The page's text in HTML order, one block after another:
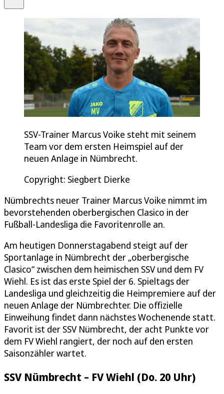
SSV-Trainer Marcus Voike steht mit seinem
Team vor dem ersten Heimspiel auf der
neuen Anlage in Nümbrecht.
Copyright: Siegbert Dierke
Nümbrechts neuer Trainer Marcus Voike nimmt im
bevorstehenden oberbergischen Clasico in der
Fußball-Landesliga die Favoritenrolle an.
Am heutigen Donnerstagabend steigt auf der
Sportanlage in Nümbrecht der „oberbergische
Clasico“ zwischen dem heimischen SSV und dem FV
Wiehl. Es ist das erste Spiel der 6. Spieltags der
Landesliga und gleichzeitig die Heimpremiere auf der
neuen Anlage der Nümbrechter. Die offizielle
Einweihung findet dann nächstes Wochenende statt.
Favorit ist der SSV Nümbrecht, der acht Punkte vor
dem FV Wiehl rangiert, der noch auf den ersten
Saisonzähler wartet.
SSV Nümbrecht – FV Wiehl (Do. 20 Uhr)